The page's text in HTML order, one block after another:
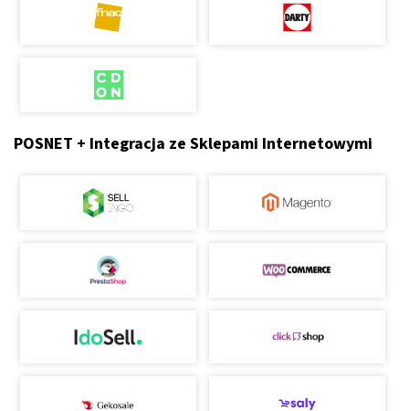
POSNET + Integracja ze Sklepami Internetowymi